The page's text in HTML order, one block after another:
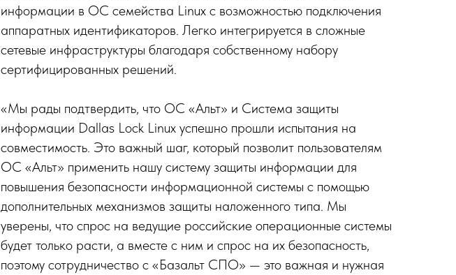
информации в ОС семейства Linux с возможностью подключения
аппаратных идентификаторов. Легко интегрируется в сложные
сетевые инфраструктуры благодаря собственному набору
сертифицированных решений.
«Мы рады подтвердить, что ОС «Альт» и Система защиты
информации Dallas Lock Linux успешно прошли испытания на
совместимость. Это важный шаг, который позволит пользователям
ОС «Альт» применить нашу систему защиты информации для
повышения безопасности информационной системы с помощью
дополнительных механизмов защиты наложенного типа. Мы
уверены, что спрос на ведущие российские операционные системы
будет только расти, а вместе с ним и спрос на их безопасность,
поэтому сотрудничество с «Базальт СПО» — это важная и нужная